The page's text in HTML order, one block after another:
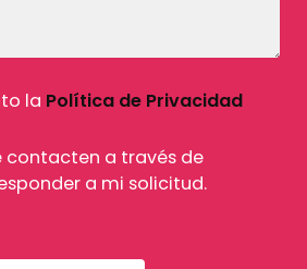
la Política de Privacidad
contacten a través de
a mi solicitud.